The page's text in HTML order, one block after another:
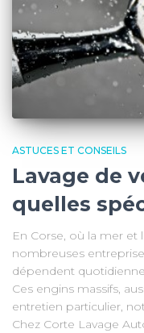
ASTUCES ET CONSEILS
Lavage de
quelles
En Corse, où la mer et
nombreuses
dépendent
Ces engins massifs,
entretien particulier,
Chez Corte Lavage